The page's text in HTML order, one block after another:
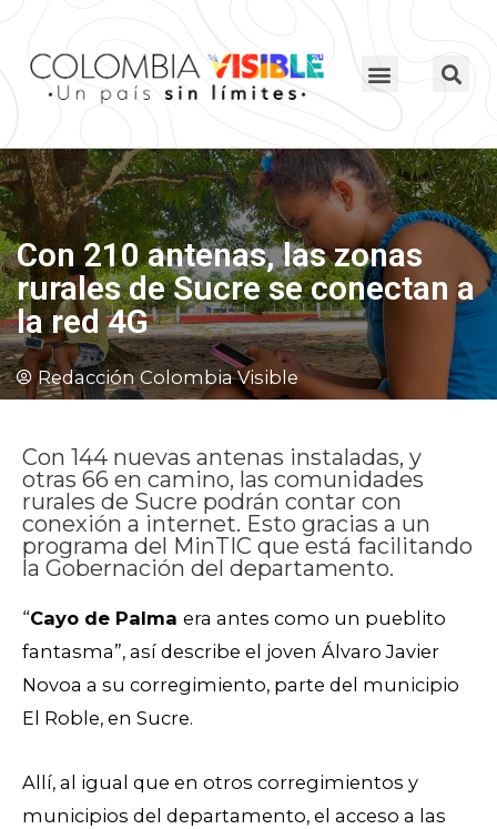
Con 210 antenas, las zonas
rurales de Sucre se conectan a
la red 4G
Redacción Colombia Visible
Con 144 nuevas antenas instaladas, y
otras 66 en camino, las comunidades
rurales de Sucre podrán contar con
conexión a internet. Esto gracias a un
programa del MinTIC que está facilitando
la Gobernación del departamento.
“Cayo de Palma era antes como un pueblito
fantasma”, así describe el joven Álvaro Javier
Novoa a su corregimiento, parte del municipio
El Roble, en Sucre.
Allí, al igual que en otros corregimientos y
municipios del departamento, el acceso a las